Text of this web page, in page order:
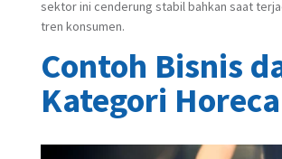
sektor ini cenderung stabil bahkan saat
tren konsumen.
Contoh Bisnis
Kategori Horeca